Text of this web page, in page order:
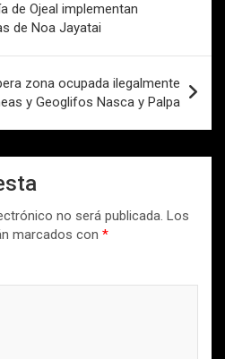
de Ojeal implementan
de Noa Jayatai
zona ocupada ilegalmente
y Geoglifos Nasca y Palpa
no será publicada. Los
marcados con *